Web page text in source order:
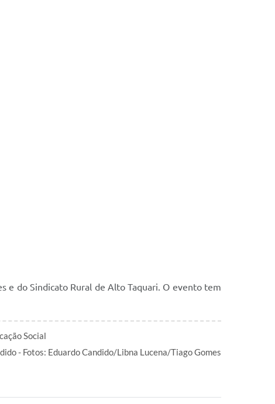
e do Sindicato Rural de Alto Taquari. O evento tem
Social
- Fotos: Eduardo Candido/Libna Lucena/Tiago Gomes